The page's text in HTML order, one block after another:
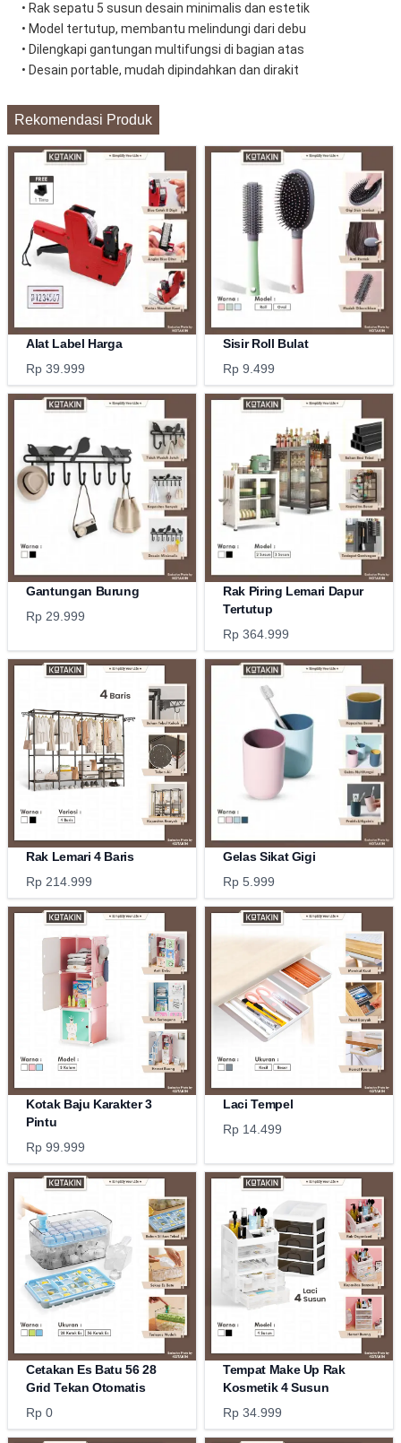
• Rak sepatu 5 susun desain minimalis dan estetik
• Model tertutup, membantu melindungi dari debu
• Dilengkapi gantungan multifungsi di bagian atas
• Desain portable, mudah dipindahkan dan dirakit
Rekomendasi Produk
Alat Label Harga
Rp 39.999
Sisir Roll Bulat
Rp 9.499
Gantungan Burung
Rp 29.999
Rak Piring Lemari Dapur
Tertutup
Rp 364.999
Rak Lemari 4 Baris
Rp 214.999
Gelas Sikat Gigi
Rp 5.999
Kotak Baju Karakter 3
Pintu
Rp 99.999
Laci Tempel
Rp 14.499
Cetakan Es Batu 56 28
Grid Tekan Otomatis
Rp 0
Tempat Make Up Rak
Kosmetik 4 Susun
Rp 34.999